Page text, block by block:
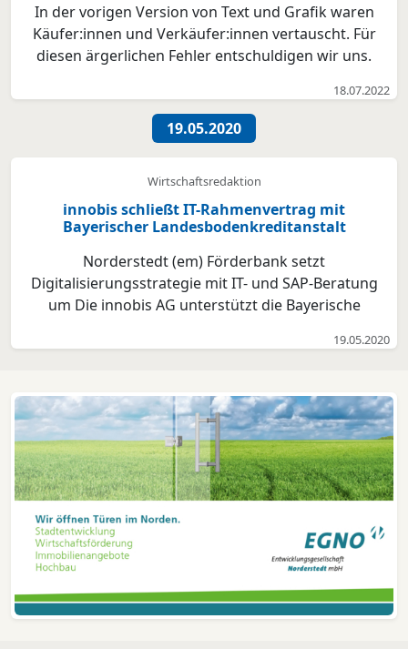
In der vorigen Version von Text und Grafik waren
Käufer:innen und Verkäufer:innen vertauscht. Für
diesen ärgerlichen Fehler entschuldigen wir uns.
werden, leeren Sie bitte Ihren Cache. eBay gibt es
bereits seit 1995. Das US-Unternehmen dürfte bis i...
18.07.2022
19.05.2020
Wirtschaftsredaktion
innobis schließt IT-Rahmenvertrag mit
Bayerischer Landesbodenkreditanstalt
Norderstedt (em) Förderbank setzt
Digitalisierungsstrategie mit IT- und SAP-Beratung
um Die innobis AG unterstützt die Bayerische
Umsetzung ihrer Digitalisierungsstrategie. Der
Jahr und ist bis 2023 verl...
19.05.2020